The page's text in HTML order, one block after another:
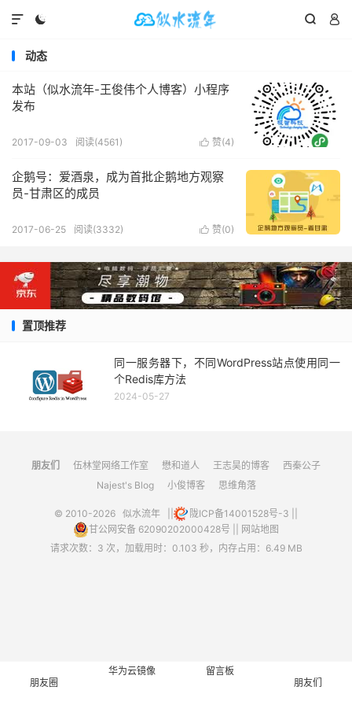
  

动态
本站（似水流年-王俊伟个人博客）小程序
发布
 赞(4)
2017-09-03 阅读(4561 )
企鹅号：爱酒泉，成为首批企鹅地方观察
员-甘肃区的成员
 赞(0)
2017-06-25 阅读(3332)
置顶推荐
同一服务器下，不同WordPress站点使用同一
个Redis库方法
2024-05-27
朋友们 伍林堂网络工作室 懋和道人 王志昊的博客
西秦公子
Najest's Blog
小俊博客 思维角落
© 2010-2026 似水流年 陇ICP备14001528号-3
甘公网安备 62090202000428号
网站地图
请求次数：3 次，加载用时：0.103 秒，内存占用：6.49 MB
朋友圈
华为云镜像
留言板
朋友们